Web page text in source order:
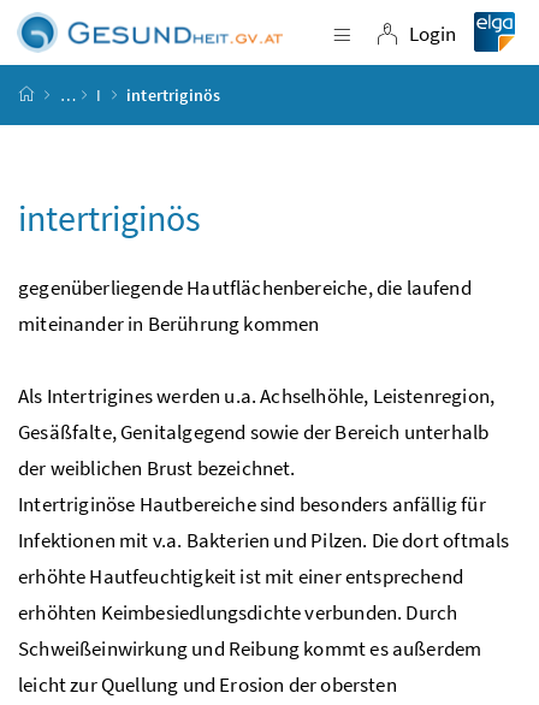
Zum Inhalt
Zum Hauptmenü
Zum Untermenü
Zur Suche
Navigation
Login
Login
Startseite
… I intertriginös
intertriginös
gegenüberliegende Hautflächenbereiche, die laufend
miteinander in Berührung kommen
Als Intertrigines werden u.a.Achselhöhle, Leistenregion,
Gesäßfalte, Genitalgegend sowie der Bereich unterhalb
der weiblichen Brust bezeichnet.
Intertriginöse Hautbereiche sind besonders anfällig für
Infektionen mitv.a. Bakterien und Pilzen. Die dort oftmals
erhöhte Hautfeuchtigkeit ist mit einer entsprechend
erhöhten Keimbesiedlungsdichte verbunden. Durch
Schweißeinwirkung und Reibung kommt es außerdem
leicht zur Quellung und Erosion der obersten